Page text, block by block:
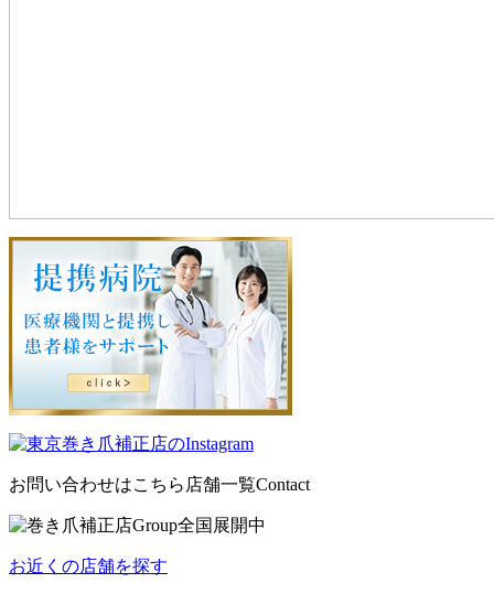
お問い合わせはこちら 店舗一覧Contact
お近くの店舗を探す